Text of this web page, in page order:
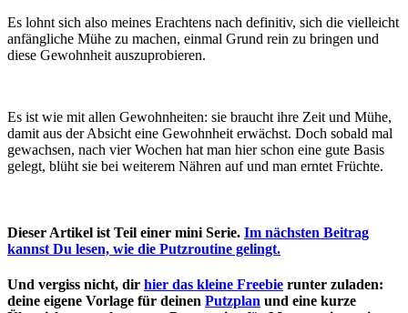
Es lohnt sich also meines Erachtens nach definitiv, sich die vielleicht
anfängliche Mühe zu machen, einmal Grund rein zu bringen und
diese Gewohnheit auszuprobieren.
Es ist wie mit allen Gewohnheiten: sie braucht ihre Zeit und Mühe,
damit aus der Absicht eine Gewohnheit erwächst. Doch sobald mal
gewachsen, nach vier Wochen hat man hier schon eine gute Basis
gelegt, blüht sie bei weiterem Nähren auf und man erntet Früchte.
Dieser Artikel ist Teil einer mini Serie. Im nächsten Beitrag
kannst Du lesen, wie die Putzroutine gelingt.
Und vergiss nicht, dir hier das kleine Freebie runter zuladen:
deine eigene Vorlage für deinen Putzplan und eine kurze